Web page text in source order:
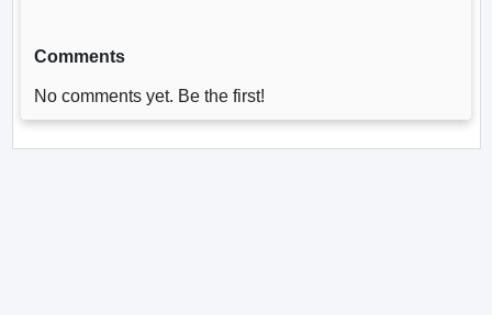
Comments
No comments yet. Be the first!